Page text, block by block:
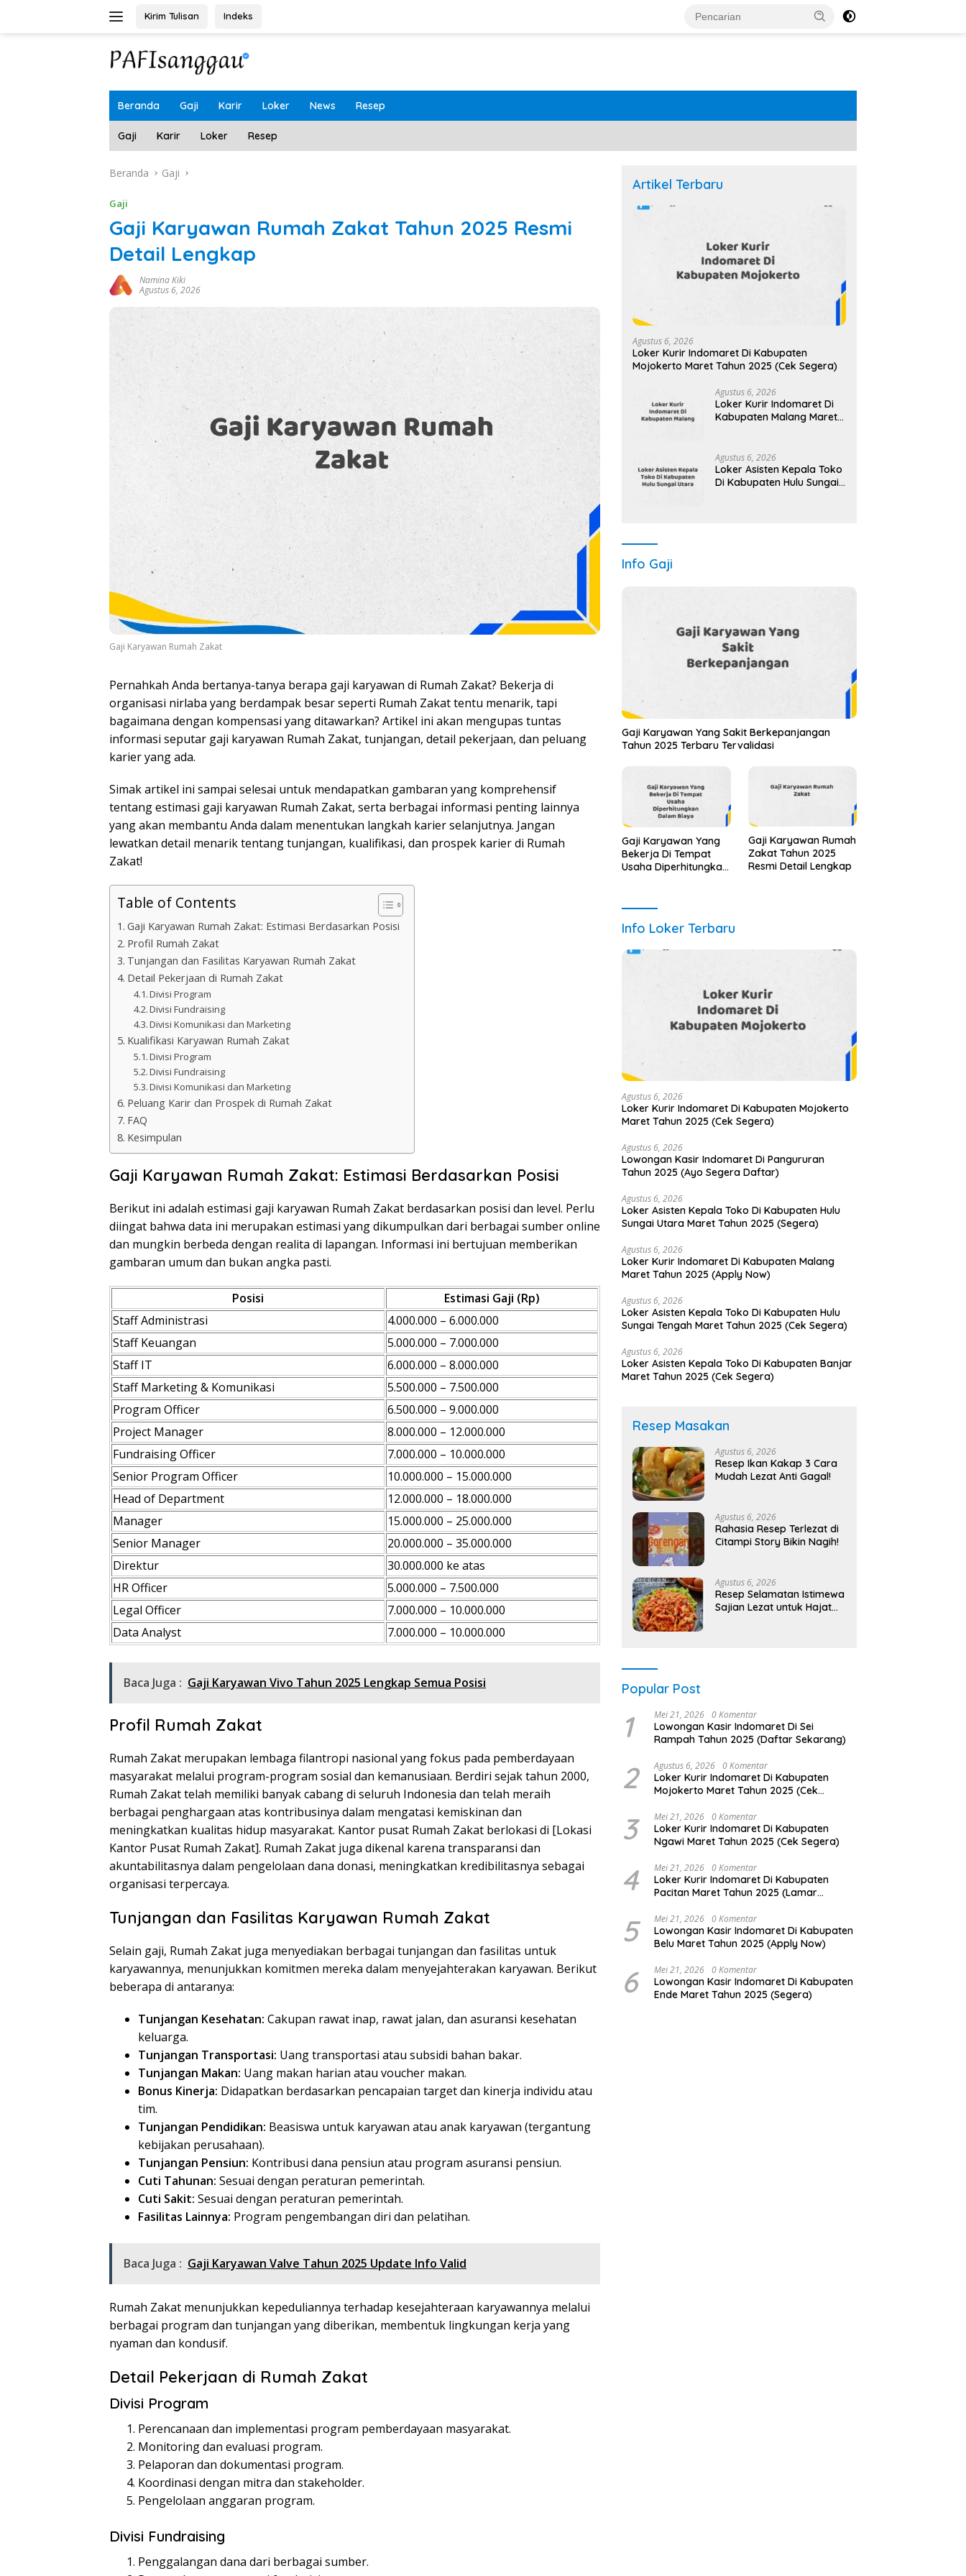
Kirim Tulisan Indeks
Beranda Gaji Karir Loker News Resep
Gaji Karir Loker Resep
Beranda Gaji
Gaji
Gaji Karyawan Rumah Zakat Tahun 2025 Resmi
Detail Lengkap
Namina Kiki
Agustus 6, 2026
Gaji Karyawan Rumah Zakat
Pernahkah Anda bertanya-tanya berapa gaji karyawan di Rumah Zakat? Bekerja di
organisasi nirlaba yang berdampak besar seperti Rumah Zakat tentu menarik, tapi
bagaimana dengan kompensasi yang ditawarkan? Artikel ini akan mengupas tuntas
informasi seputar gaji karyawan Rumah Zakat, tunjangan, detail pekerjaan, dan peluang
karier yang ada.
Simak artikel ini sampai selesai untuk mendapatkan gambaran yang komprehensif
tentang estimasi gaji karyawan Rumah Zakat, serta berbagai informasi penting lainnya
yang akan membantu Anda dalam menentukan langkah karier selanjutnya. Jangan
lewatkan detail menarik tentang tunjangan, kualifikasi, dan prospek karier di Rumah
Zakat!
Table of Contents
Gaji Karyawan Rumah Zakat: Estimasi Berdasarkan Posisi
Profil Rumah Zakat
Tunjangan dan Fasilitas Karyawan Rumah Zakat
Detail Pekerjaan di Rumah Zakat
Divisi Program
Divisi Fundraising
Divisi Komunikasi dan Marketing
Kualifikasi Karyawan Rumah Zakat
Divisi Program
Divisi Fundraising
Divisi Komunikasi dan Marketing
Peluang Karir dan Prospek di Rumah Zakat
FAQ
Kesimpulan
Gaji Karyawan Rumah Zakat: Estimasi Berdasarkan Posisi
Berikut ini adalah estimasi gaji karyawan Rumah Zakat berdasarkan posisi dan level. Perlu
diingat bahwa data ini merupakan estimasi yang dikumpulkan dari berbagai sumber online
dan mungkin berbeda dengan realita di lapangan. Informasi ini bertujuan memberikan
gambaran umum dan bukan angka pasti.
Posisi
Estimasi Gaji (Rp)
Staff Administrasi
4.000.000 – 6.000.000
Staff Keuangan
5.000.000 – 7.000.000
Staff IT
6.000.000 – 8.000.000
Staff Marketing & Komunikasi
5.500.000 – 7.500.000
Program Officer
6.500.000 – 9.000.000
Project Manager
8.000.000 – 12.000.000
Fundraising Officer
7.000.000 – 10.000.000
Senior Program Officer
10.000.000 – 15.000.000
Head of Department
12.000.000 – 18.000.000
Manager
15.000.000 – 25.000.000
Senior Manager
20.000.000 – 35.000.000
Direktur
30.000.000 ke atas
HR Officer
5.000.000 – 7.500.000
Legal Officer
7.000.000 – 10.000.000
Data Analyst
7.000.000 – 10.000.000
Baca Juga : Gaji Karyawan Vivo Tahun 2025 Lengkap Semua Posisi
Profil Rumah Zakat
Rumah Zakat merupakan lembaga filantropi nasional yang fokus pada pemberdayaan
masyarakat melalui program-program sosial dan kemanusiaan. Berdiri sejak tahun 2000,
Rumah Zakat telah memiliki banyak cabang di seluruh Indonesia dan telah meraih
berbagai penghargaan atas kontribusinya dalam mengatasi kemiskinan dan
meningkatkan kualitas hidup masyarakat. Kantor pusat Rumah Zakat berlokasi di [Lokasi
Kantor Pusat Rumah Zakat]. Rumah Zakat juga dikenal karena transparansi dan
akuntabilitasnya dalam pengelolaan dana donasi, meningkatkan kredibilitasnya sebagai
organisasi terpercaya.
Tunjangan dan Fasilitas Karyawan Rumah Zakat
Selain gaji, Rumah Zakat juga menyediakan berbagai tunjangan dan fasilitas untuk
karyawannya, menunjukkan komitmen mereka dalam menyejahterakan karyawan. Berikut
beberapa di antaranya:
Tunjangan Kesehatan: Cakupan rawat inap, rawat jalan, dan asuransi kesehatan
keluarga.
Tunjangan Transportasi: Uang transportasi atau subsidi bahan bakar.
Tunjangan Makan: Uang makan harian atau voucher makan.
Bonus Kinerja: Didapatkan berdasarkan pencapaian target dan kinerja individu atau
tim.
Tunjangan Pendidikan: Beasiswa untuk karyawan atau anak karyawan (tergantung
kebijakan perusahaan).
Tunjangan Pensiun: Kontribusi dana pensiun atau program asuransi pensiun.
Cuti Tahunan: Sesuai dengan peraturan pemerintah.
Cuti Sakit: Sesuai dengan peraturan pemerintah.
Fasilitas Lainnya: Program pengembangan diri dan pelatihan.
Baca Juga : Gaji Karyawan Valve Tahun 2025 Update Info Valid
Rumah Zakat menunjukkan kepeduliannya terhadap kesejahteraan karyawannya melalui
berbagai program dan tunjangan yang diberikan, membentuk lingkungan kerja yang
nyaman dan kondusif.
Detail Pekerjaan di Rumah Zakat
Divisi Program
Perencanaan dan implementasi program pemberdayaan masyarakat.
Monitoring dan evaluasi program.
Pelaporan dan dokumentasi program.
Koordinasi dengan mitra dan stakeholder.
Pengelolaan anggaran program.
Divisi Fundraising
Penggalangan dana dari berbagai sumber.
Artikel Terbaru
Agustus 6, 2026
Loker Kurir Indomaret Di Kabupaten
Mojokerto Maret Tahun 2025 (Cek Segera)
Agustus 6, 2026
Loker Kurir Indomaret Di
Kabupaten Malang Maret
Agustus 6, 2026
Loker Asisten Kepala Toko
Di Kabupaten Hulu Sungai
Info Gaji
Gaji Karyawan Yang Sakit Berkepanjangan
Tahun 2025 Terbaru Tervalidasi
Gaji Karyawan Yang
Bekerja Di Tempat
Usaha Diperhitungkan
Detail Lengkap
Gaji Karyawan Rumah
Zakat Tahun 2025
Resmi Detail Lengkap
Info Loker Terbaru
Agustus 6, 2026
Loker Kurir Indomaret Di Kabupaten Mojokerto
Maret Tahun 2025 (Cek Segera)
Agustus 6, 2026
Lowongan Kasir Indomaret Di Pangururan
Tahun 2025 (Ayo Segera Daftar)
Agustus 6, 2026
Loker Asisten Kepala Toko Di Kabupaten Hulu
Sungai Utara Maret Tahun 2025 (Segera)
Agustus 6, 2026
Loker Kurir Indomaret Di Kabupaten Malang
Maret Tahun 2025 (Apply Now)
Agustus 6, 2026
Loker Asisten Kepala Toko Di Kabupaten Hulu
Sungai Tengah Maret Tahun 2025 (Cek Segera)
Agustus 6, 2026
Loker Asisten Kepala Toko Di Kabupaten Banjar
Maret Tahun 2025 (Cek Segera)
Resep Masakan
Agustus 6, 2026
Resep Ikan Kakap 3 Cara
Mudah Lezat Anti Gagal!
Agustus 6, 2026
Rahasia Resep Terlezat di
Citampi Story Bikin Nagih!
Agustus 6, 2026
Resep Selamatan Istimewa
Sajian Lezat untuk Hajat
Popular Post
1 Mei 21, 2026 0 Komentar
Lowongan Kasir Indomaret Di Sei
Rampah Tahun 2025 (Daftar Sekarang)
2 Agustus 6, 2026 0 Komentar
Loker Kurir Indomaret Di Kabupaten
Mojokerto Maret Tahun 2025 (Cek
3 Mei 21, 2026 0 Komentar
Loker Kurir Indomaret Di Kabupaten
Ngawi Maret Tahun 2025 (Cek Segera)
4 Mei 21, 2026 0 Komentar
Loker Kurir Indomaret Di Kabupaten
Pacitan Maret Tahun 2025 (Lamar
5 Mei 21, 2026 0 Komentar
Lowongan Kasir Indomaret Di Kabupaten
Belu Maret Tahun 2025 (Apply Now)
6 Mei 21, 2026 0 Komentar
Lowongan Kasir Indomaret Di Kabupaten
Ende Maret Tahun 2025 (Segera)